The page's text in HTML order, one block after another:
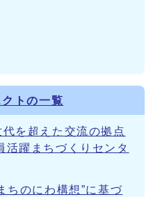
トの一覧
を超えた交流の拠点
活躍まちづくりセンタ
ちのにわ構想”に基づ